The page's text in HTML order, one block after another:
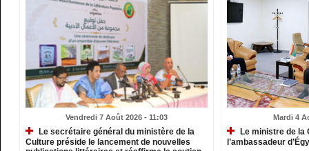
Vendredi 7 Août 2026 - 11:03
Le secrétaire général du ministère de la
Culture préside le lancement de nouvelles
Mardi 4
Le ministre de la
l’ambassadeur